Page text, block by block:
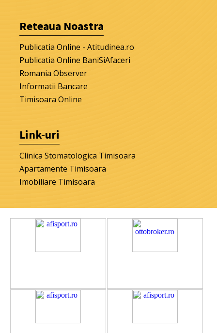
Reteaua Noastra
Publicatia Online - Atitudinea.ro
Publicatia Online BaniSiAfaceri
Romania Observer
Informatii Bancare
Timisoara Online
Link-uri
Clinica Stomatologica Timisoara
Apartamente Timisoara
Imobiliare Timisoara